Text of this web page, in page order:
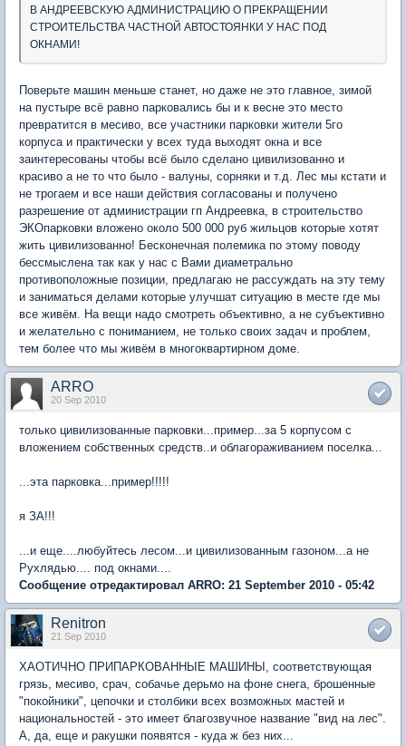
В АНДРЕЕВСКУЮ АДМИНИСТРАЦИЮ О ПРЕКРАЩЕНИИ
СТРОИТЕЛЬСТВА ЧАСТНОЙ АВТОСТОЯНКИ У НАС ПОД
ОКНАМИ!
Поверьте машин меньше станет, но даже не это главное, зимой
на пустыре всё равно парковались бы и к весне это место
превратится в месиво, все участники парковки жители 5го
корпуса и практически у всех туда выходят окна и все
заинтересованы чтобы всё было сделано цивилизованно и
красиво а не то что было - валуны, сорняки и т.д. Лес мы кстати и
не трогаем и все наши действия согласованы и получено
разрешение от администрации гп Андреевка, в строительство
ЭКОпарковки вложено около 500 000 руб жильцов которые хотят
жить цивилизованно! Бесконечная полемика по этому поводу
бессмыслена так как у нас с Вами диаметрально
противоположные позиции, предлагаю не рассуждать на эту тему
и заниматься делами которые улучшат ситуацию в месте где мы
все живём. На вещи надо смотреть объективно, а не субъективно
и желательно с пониманием, не только своих задач и проблем,
тем более что мы живём в многоквартирном доме.
ARRO
20 Sep 2010
только цивилизованные парковки...пример...за 5 корпусом с
вложением собственных средств..и облагораживанием поселка...
...эта парковка...пример!!!!!
я ЗА!!!
...и еще....любуйтесь лесом...и цивилизованным газоном...а не
Рухлядью.... под окнами....
Сообщение отредактировал ARRO: 21 September 2010 - 05:42
Renitron
21 Sep 2010
ХАОТИЧНО ПРИПАРКОВАННЫЕ МАШИНЫ, соответствующая
грязь, месиво, срач, собачье дерьмо на фоне снега, брошенные
"покойники", цепочки и столбики всех возможных мастей и
национальностей - это имеет благозвучное название "вид на лес".
А, да, еще и ракушки появятся - куда ж без них...